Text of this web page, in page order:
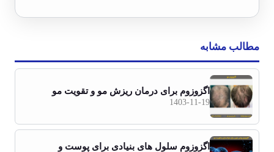
مطالب مشابه
اگزوزوم برای درمان ریزش مو و تقویت مو
1403-11-19
اگزوزوم سلول های بنیادی برای پوست و